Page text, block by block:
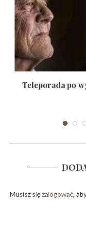
Teleporada po
Musisz sięzalogować,